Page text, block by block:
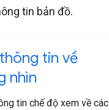
tin bản đồ.
tin về
nhìn
tin chế độ xem về các